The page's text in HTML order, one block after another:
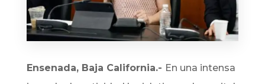
Ensenada, Baja California.- En una intensa